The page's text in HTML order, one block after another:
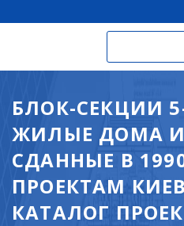
БЛОК-СЕКЦИИ
ЖИЛЫЕ ДОМА
СДАННЫЕ В
ПРОЕКТАМ
КАТАЛОГ